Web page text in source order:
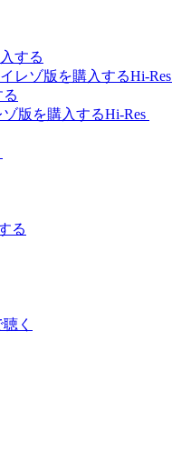
Hi-Res
Hi-Res